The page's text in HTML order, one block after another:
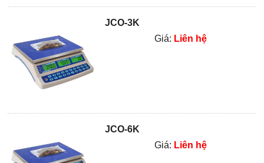
JCO-3K
Giá: Liên hệ
JCO-6K
Giá: Liên hệ